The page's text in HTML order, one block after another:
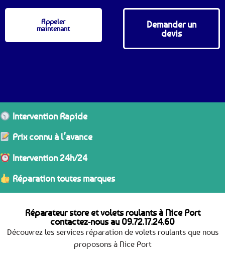
Appeler
maintenant
Demander un
devis
Intervention Rapide
Prix connu à l’avance
Intervention 24h/24
Réparation toutes marques
Réparateur store et volets roulants à Nice Port
contactez-nous au 09.72.17.24.60
Découvrez les services réparation de volets roulants que nous
proposons à Nice Port